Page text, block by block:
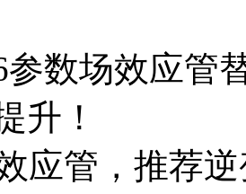
参数场效应管
升！
应管，推荐